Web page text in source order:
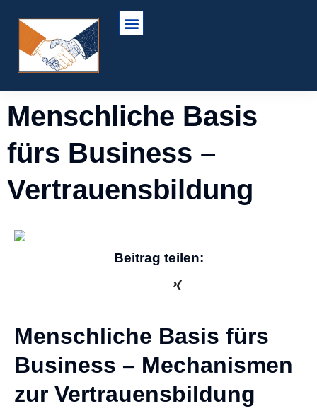
Menschliche Basis
fürs Business –
Vertrauensbildung
Beitrag teilen:
Menschliche Basis fürs
Business – Mechanismen
zur Vertrauensbildung